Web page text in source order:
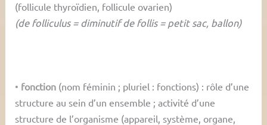
(follicule thyroïdien, follicule ovarien)
(de folliculus = diminutif de follis = petit sac, ballon)
• fonction (nom féminin ; pluriel : fonctions) : rôle d’une
structure au sein d’un ensemble ; activité d’une
structure de l’organisme (appareil, système, organe,